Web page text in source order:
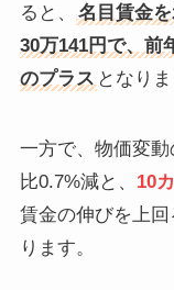
ると、
名目賃金
30万141円で、前
のプラス となりま
一方で、物価変
比0.7%減と、 10
賃金の伸びを上
ります。